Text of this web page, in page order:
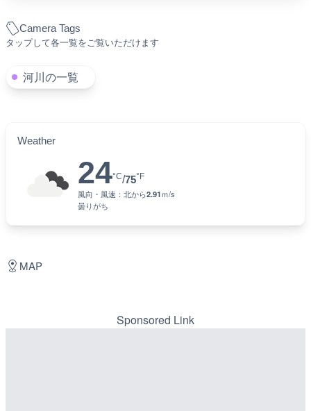
Camera Tags
タップして各一覧をご覧いただけます
河川の一覧
Weather
24°C/75°F
風向・風速： 北から2.91ｍ/s
曇りがち
MAP
Sponsored Link